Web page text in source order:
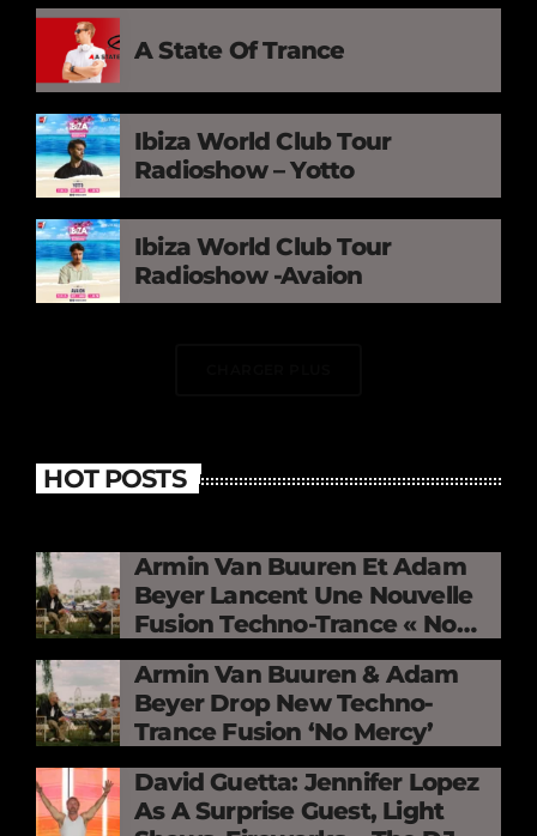
A State Of Trance
Ibiza World Club Tour
Radioshow – Yotto
Ibiza World Club Tour
Radioshow -Avaion
HOT POSTS
Armin Van Buuren Et Adam
Beyer Lancent Une Nouvelle
Fusion Techno-Trance « No
Armin Van Buuren & Adam
Beyer Drop New Techno-
Trance Fusion ‘No Mercy’
David Guetta: Jennifer Lopez
As A Surprise Guest, Light